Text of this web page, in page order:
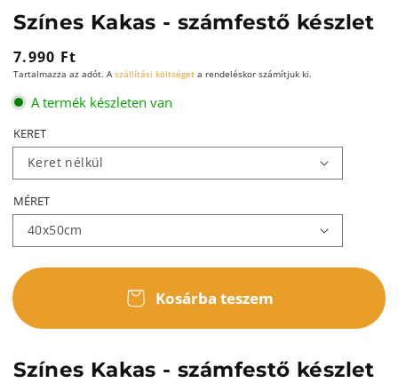
Színes Kakas - számfestő készlet
Normál
ár
7.990 Ft
Tartalmazza az adót. A szállítási költséget a rendeléskor számítjuk ki.
A termék készleten van
KERET
MÉRET
Kosárba teszem
Színes Kakas - számfestő készlet